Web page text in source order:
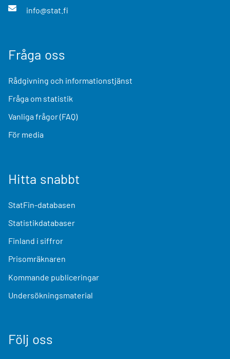
info@stat.fi
Fråga oss
Rådgivning och informationstjänst
Fråga om statistik
Vanliga frågor (FAQ)
För media
Hitta snabbt
StatFin-databasen
Statistikdatabaser
Finland i siffror
Prisomräknaren
Kommande publiceringar
Undersökningsmaterial
Följ oss